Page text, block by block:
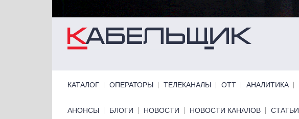
КАТАЛОГ ОПЕРАТОРЫ ТЕЛЕКАНАЛЫ ОТТ АНАЛИТИКА
Primary links bottom
АНОНСЫ БЛОГИ НОВОСТИ НОВОСТИ КАНАЛОВ СТАТЬИ